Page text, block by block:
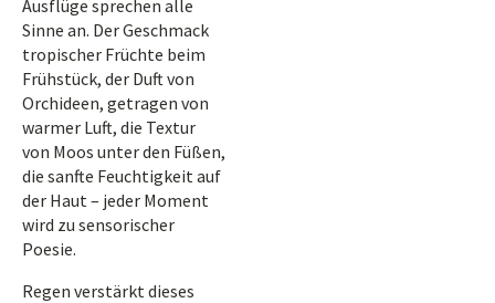
Ausflüge sprechen alle
Sinne an. Der Geschmack
tropischer Früchte beim
Frühstück, der Duft von
Orchideen, getragen von
warmer Luft, die Textur
von Moos unter den Füßen,
die sanfte Feuchtigkeit auf
der Haut – jeder Moment
wird zu sensorischer
Poesie.
Regen verstärkt dieses